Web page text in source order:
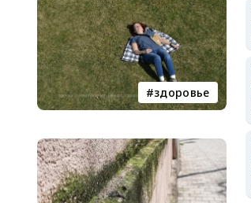
здоровье